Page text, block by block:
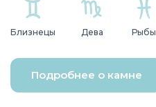
Близнецы Дева Рыбы
Подробнее о камне